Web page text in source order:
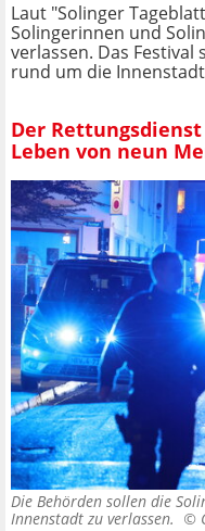
Laut "Solinger
Solingerinnen und
verlassen. Das
rund um die
Der
Leben von neun
Die Behörden sollen die
Innenstadt zu verlassen. ©